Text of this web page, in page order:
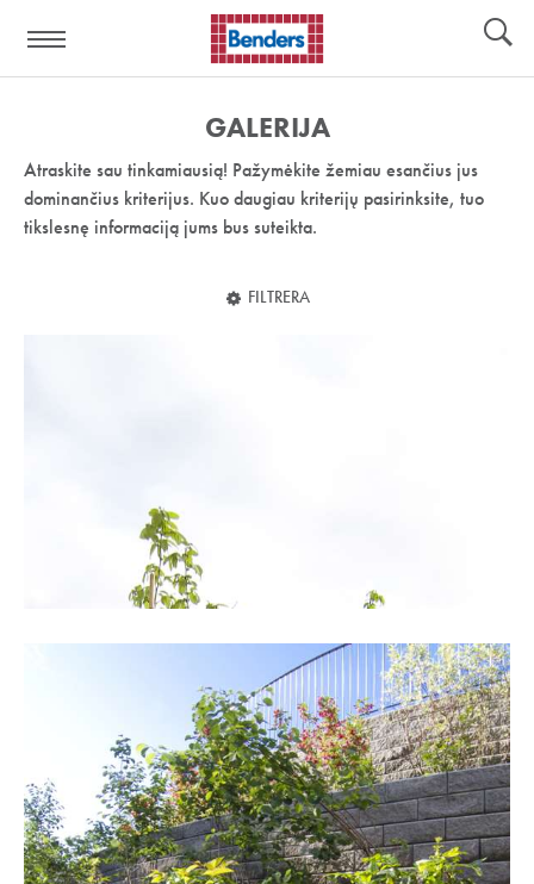
nuoroda:
GALERIJA
Atraskite sau tinkamiausią! Pažymėkite žemiau esančius jus
dominančius kriterijus. Kuo daugiau kriterijų pasirinksite, tuo
tikslesnę informaciją jums bus suteikta.
FILTRERA